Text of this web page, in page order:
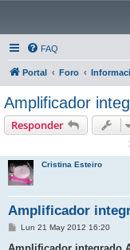
FAQ
Portal Foro
Amplificador
Responder
Cristina Esteiro
Amplificador
M
n
Lun 21 May 2012 16:20